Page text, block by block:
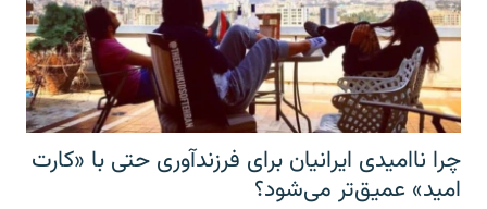
چرا ناامیدی ایرانیان برای فرزندآوری حتی با «کارت
امید» عمیق‌تر‌ می‌شود؟